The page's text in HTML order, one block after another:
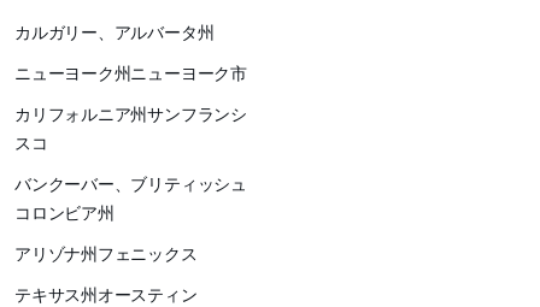
カルガリー、アルバータ州
ニューヨーク州ニューヨーク市
カリフォルニア州サンフランシ
スコ
バンクーバー、ブリティッシュ
コロンビア州
アリゾナ州フェニックス
テキサス州オースティン